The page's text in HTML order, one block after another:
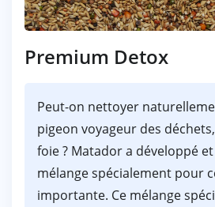
Premium Detox
Peut-on nettoyer
pigeon voyageur des
foie ? Matador a développé
mélange spécialement pour
importante. Ce mélange